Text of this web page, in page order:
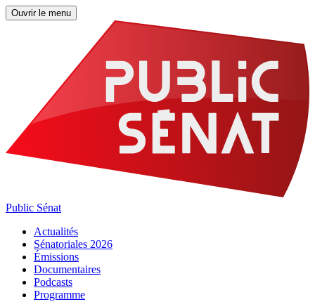
Ouvrir le menu
Public Sénat
Actualités
Sénatoriales 2026
Émissions
Documentaires
Podcasts
Programme